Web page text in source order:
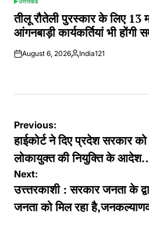
POSTED
IN
तीलू रौतेली पुरस्कार के लिए
आंगनबाड़ी कार्यकर्तियां भी होंगी
August 6, 2026Posted
India121
Post
navigation
Previous:
हाईकोर्ट ने दिए प्रदेश सरकार
लोकायुक्त की नियुक्ति के
Next:
उत्त्तरकाशी : सरकार जनता के
जनता को मिल रहा